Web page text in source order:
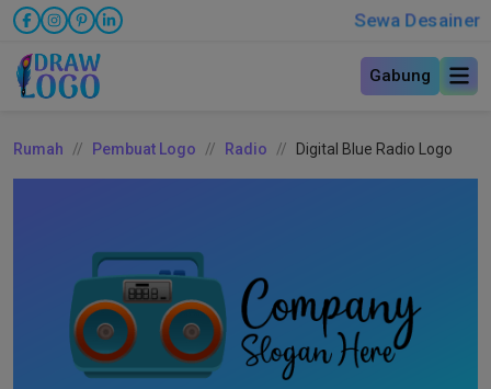
Sewa Desainer
Gabung
Rumah Pembuat Logo Radio Digital Blue Radio Logo